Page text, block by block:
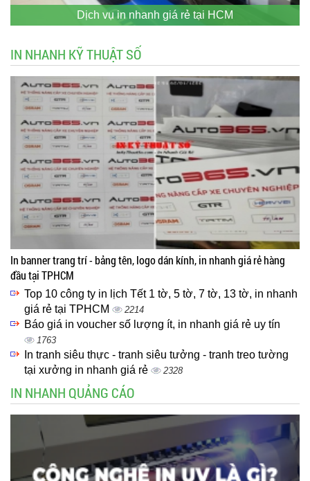
Dịch vụ in nhanh giá rẻ tại HCM
IN NHANH KỸ THUẬT SỐ
In banner trang trí - bảng tên, logo dán kính, in nhanh giá rẻ hàng
đầu tại TPHCM
Top 10 công ty in lịch Tết 1 tờ, 5 tờ, 7 tờ, 13 tờ, in nhanh
giá rẻ tại TPHCM
2214
Báo giá in voucher số lượng ít, in nhanh giá rẻ uy tín
1763
In tranh siêu thực - tranh siêu tưởng - tranh treo tường
tại xưởng in nhanh giá rẻ
2328
IN NHANH QUẢNG CÁO